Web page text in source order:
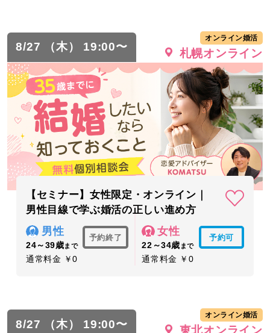
8/27 （木） 19:00〜
オンライン婚活
札幌オンライン
【セミナー】女性限定・オンライン｜
男性目線で学ぶ婚活の正しい進め方
男性
24～39歳まで
予約終了
通常料金 ￥0
女性
22～34歳 まで
予約可
通常料金 ￥0
8/27 （木） 19:00〜
オンライン婚活
東北オンライン